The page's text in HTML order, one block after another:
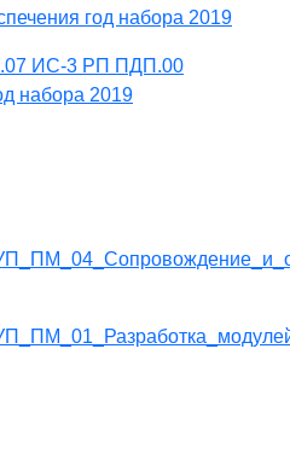
год набора 2019
ИС-3 РП ПДП.00
набора 2019